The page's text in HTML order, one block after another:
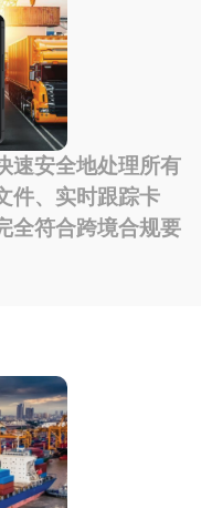
速安全地处理所有
件、实时跟踪卡
全符合跨境合规要